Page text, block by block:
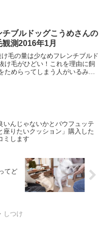
だけどどれもちょっ...
チブルドッグこうめさんの
観測2016年1月
け毛の量は少なめフレンチブルド
け毛がひどい！これを理由に飼
ためらってしまう人がいるみた
いんじゃないかとバウフュッテ
座りたいクッション」購入した
ミします
てど
しつけ